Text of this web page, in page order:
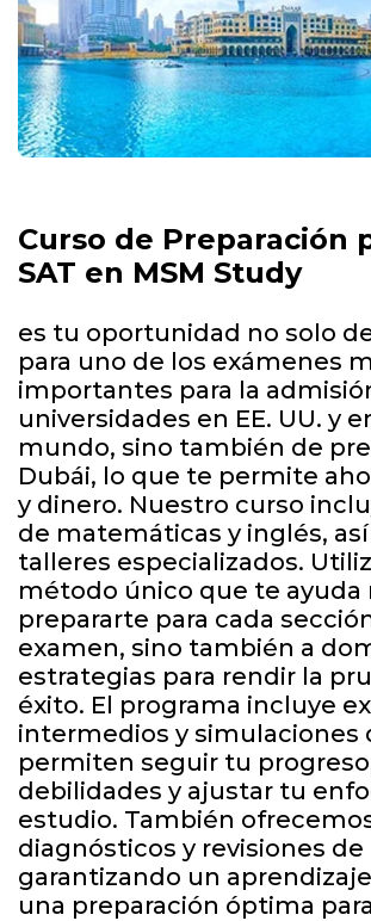
Curso de Preparación
SAT en MSM Study
es tu oportunidad no solo
para uno de los exámenes
importantes para la
universidades en EE. UU. y
mundo, sino también de
Dubái, lo que te permite
y dinero. Nuestro curso
de matemáticas y inglés,
talleres especializados.
método único que te ayuda
prepararte para cada
examen, sino también a
estrategias para rendir la
éxito. El programa incluye
intermedios y simulaciones
permiten seguir tu
debilidades y ajustar tu
estudio. También
diagnósticos y revisiones
garantizando un
una preparación óptima